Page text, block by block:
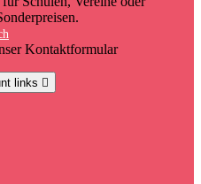
Kontaktformular
links 